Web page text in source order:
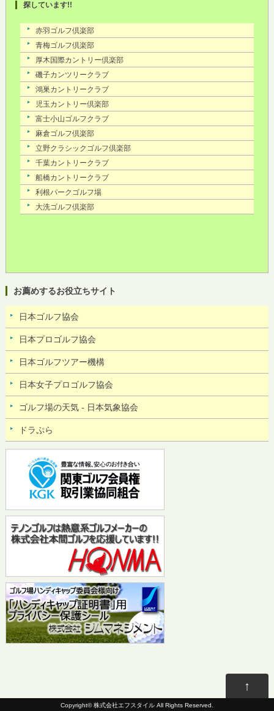
探しています!!
お薦めするお役立ちサイト
日本ゴルフ協会
日本プロゴルフ協会
日本ゴルフツアー機構
日本女子プロゴルフ協会
ゴルフ場の天気 - 日本気象協会
ドラぷら
↑
Copyright©株式会社エフスタイル All Rights Reserved.